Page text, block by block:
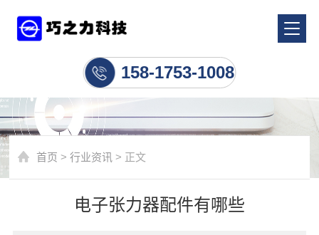
158-1753-1008
首页 >行业资讯 > 正文
电子张力器配件有哪些